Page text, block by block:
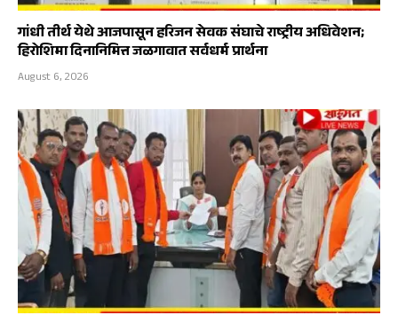
गांधी तीर्थ येथे आजपासून हरिजन सेवक संघाचे राष्ट्रीय अधिवेशन;
हिरोशिमा दिनानिमित्त जळगावात सर्वधर्म प्रार्थना
August 6, 2026